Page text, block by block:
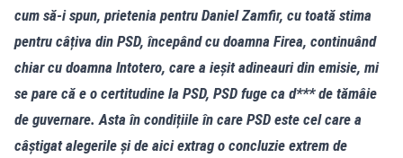
cum să-i spun, prietenia pentru Daniel Zamfir, cu toată stima
pentru câțiva din PSD, începând cu doamna Firea, continuând
chiar cu doamna Intotero, care a ieșit adineauri din emisie, mi
se pare că e o certitudine la PSD, PSD fuge ca d*** de tămâie
de guvernare. Asta în condițiile în care PSD este cel care a
câștigat alegerile și de aici extrag o concluzie extrem de